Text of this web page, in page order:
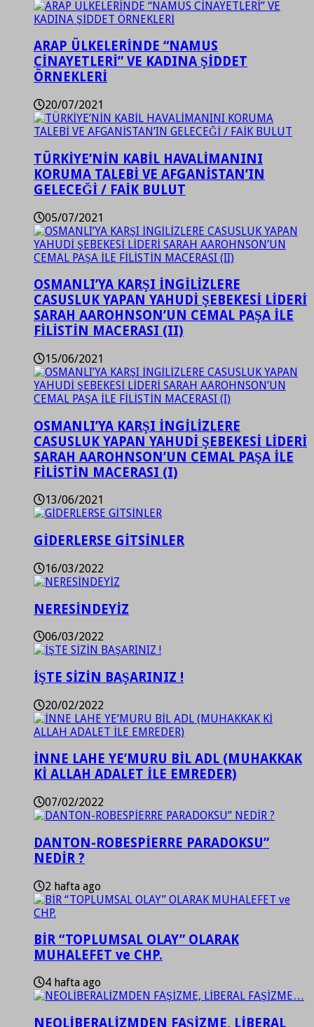
ARAP ÜLKELERİNDE “NAMUS
CİNAYETLERİ” VE KADINA ŞİDDET
ÖRNEKLERİ
20/07/2021
TÜRKİYE’NİN KABİL HAVALİMANINI
KORUMA TALEBİ VE AFGANİSTAN’IN
GELECEĞİ / FAİK BULUT
05/07/2021
OSMANLI’YA KARŞI İNGİLİZLERE
CASUSLUK YAPAN YAHUDİ ŞEBEKESİ LİDERİ
SARAH AAROHNSON’UN CEMAL PAŞA İLE
FİLİSTİN MACERASI (II)
15/06/2021
OSMANLI’YA KARŞI İNGİLİZLERE
CASUSLUK YAPAN YAHUDİ ŞEBEKESİ LİDERİ
SARAH AAROHNSON’UN CEMAL PAŞA İLE
FİLİSTİN MACERASI (I)
13/06/2021
GİDERLERSE GİTSİNLER
16/03/2022
NERESİNDEYİZ
06/03/2022
İŞTE SİZİN BAŞARINIZ !
20/02/2022
İNNE LAHE YE’MURU BİL ADL (MUHAKKAK
Kİ ALLAH ADALET İLE EMREDER)
07/02/2022
DANTON-ROBESPİERRE PARADOKSU”
NEDİR ?
2 hafta ago
BİR “TOPLUMSAL OLAY” OLARAK
MUHALEFET ve CHP.
4 hafta ago
NEOLİBERALİZMDEN FAŞİZME, LİBERAL